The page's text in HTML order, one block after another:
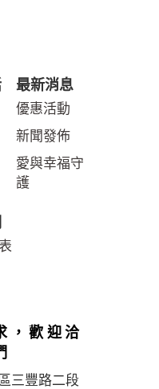
最新消息
優惠活動
新聞發佈
愛與幸福守
護
，歡迎洽
三豐路二段